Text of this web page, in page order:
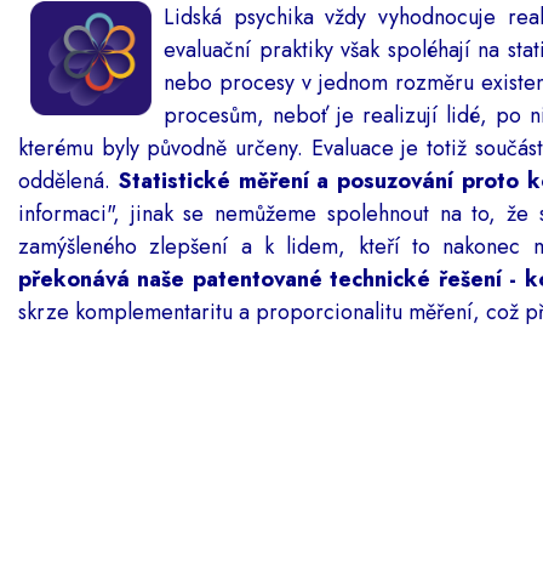
Lidská psychika vždy vyhodnocuje
evaluační praktiky však spoléhají na
nebo procesy v jednom rozměru
procesům, neboť je realizují lidé, po
kterému byly původně určeny. Evaluace je totiž
oddělená. Statistické měření a posuzování proto
informaci", jinak se nemůžeme spolehnout na to,
zamýšleného zlepšení a k lidem, kteří to nakonec
překonává naše patentované technické řešení -
skrze komplementaritu a proporcionalitu měření, což